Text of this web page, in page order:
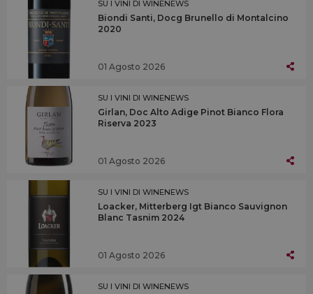
SU I VINI DI WINENEWS
Biondi Santi, Docg Brunello di Montalcino
2020
01 Agosto 2026
SU I VINI DI WINENEWS
Girlan, Doc Alto Adige Pinot Bianco Flora
Riserva 2023
01 Agosto 2026
SU I VINI DI WINENEWS
Loacker, Mitterberg Igt Bianco Sauvignon
Blanc Tasnim 2024
01 Agosto 2026
SU I VINI DI WINENEWS